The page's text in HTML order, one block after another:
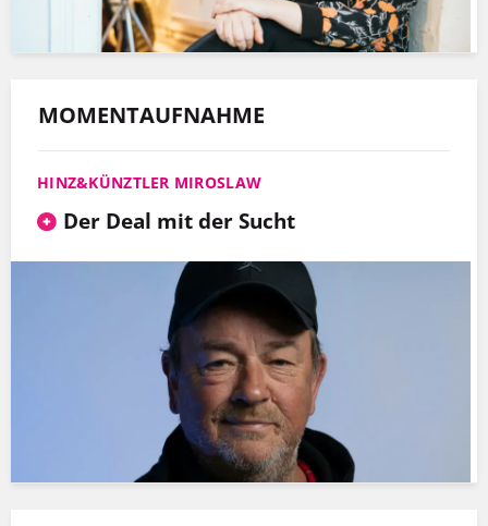
MOMENTAUFNAHME
HINZ&KÜNZTLER MIROSLAW
Der Deal mit der Sucht